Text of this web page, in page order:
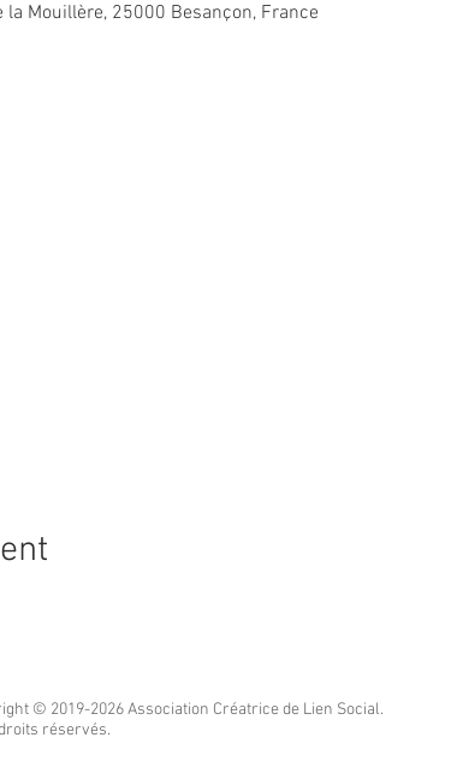
Mouillère, 25000 Besançon, France
© 2019-2026 Association Créatrice de Lien Social.
réservés.